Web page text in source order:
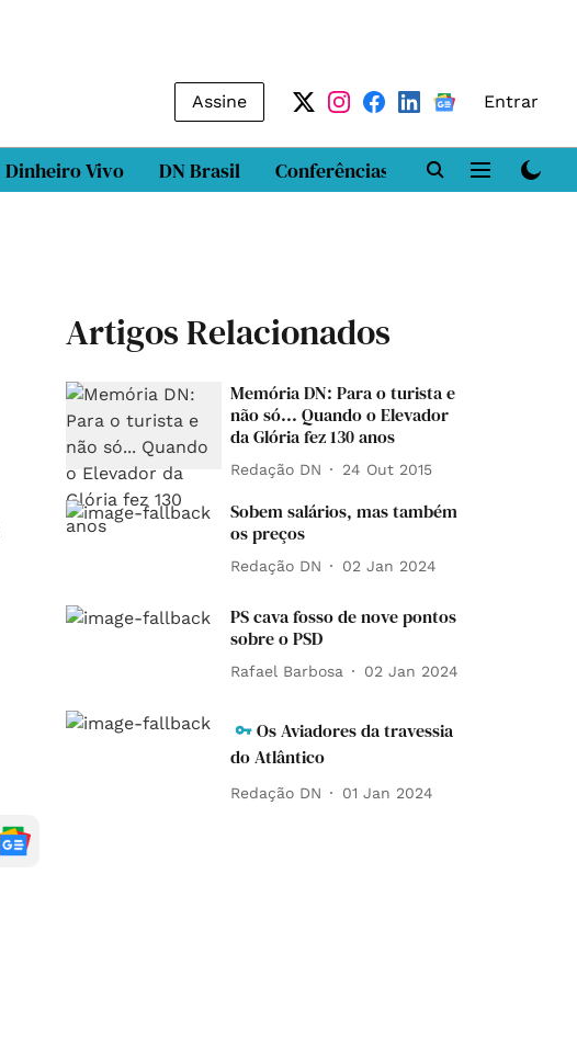
Assine Entrar
Dinheiro Vivo DN Brasil Conferências DN LAB
Artigos Relacionados
Memória DN: Para o turista e
não só... Quando o Elevador
da Glória fez 130 anos
Redação DN 24 Out 2015
Sobem salários, mas também
os preços
Redação DN 02 Jan 2024
PS cava fosso de nove pontos
sobre o PSD
Rafael Barbosa 02 Jan 2024
Os Aviadores da travessia
do Atlântico
Redação DN 01 Jan 2024